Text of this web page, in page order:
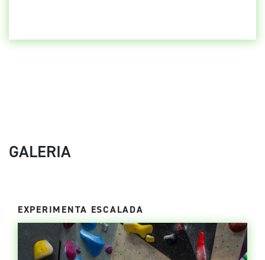
GALERIA
EXPERIMENTA ESCALADA